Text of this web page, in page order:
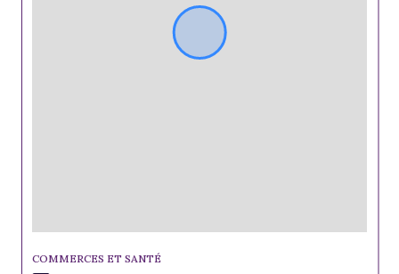
COMMERCES ET SANTÉ